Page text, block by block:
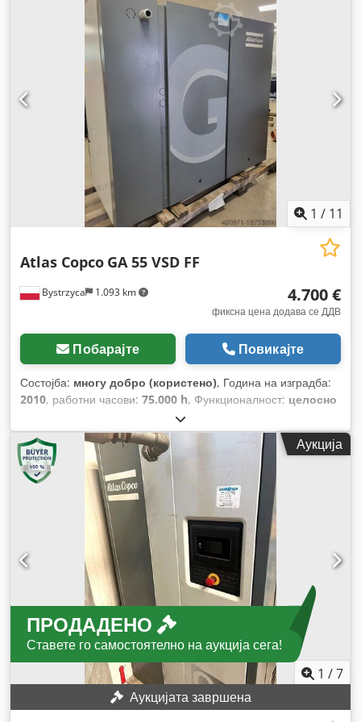
1 / 11
Bystrzyca 1.093 km
Atlas Copco GA 55 VSD FF
4.700 €
фиксна цена додава се ДДВ
Побарајте Повикајте
Состојба: многу добро (користено), Година на изградба:
2010, работни часови: 75.000 h, Функционалност: целосно
Аукција
ПРОДАДЕНО
Ставете го самостоятелно на аукција сега!
1 /7
Аукцијата завршена